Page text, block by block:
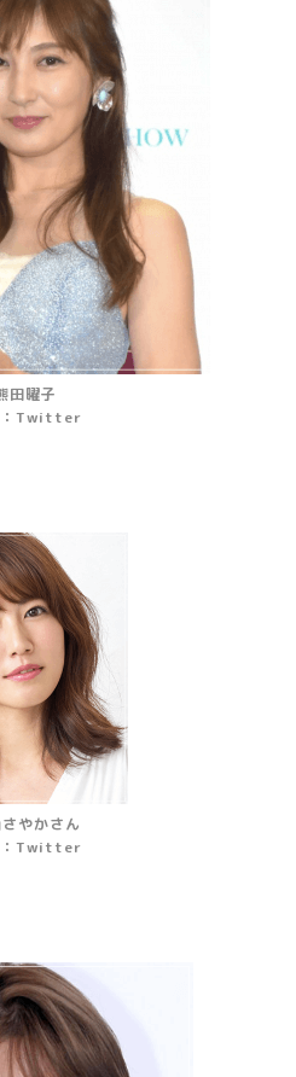
田曜子
：Twitter
やかさん
：Twitter